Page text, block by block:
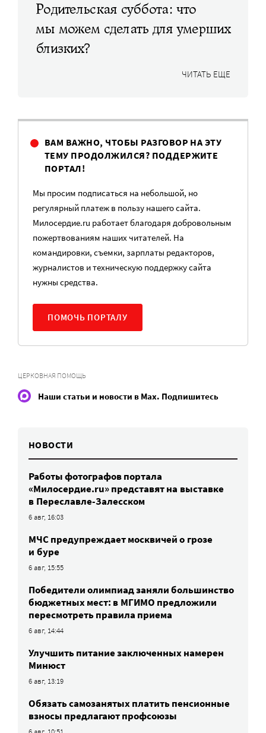
Родительская суббота: что
мы можем сделать для умерших
близких?
ЧИТАТЬ ЕЩЕ
ВАМ ВАЖНО, ЧТОБЫ РАЗГОВОР НА ЭТУ
ТЕМУ ПРОДОЛЖИЛСЯ? ПОДДЕРЖИТЕ
ПОРТАЛ!
Мы просим подписаться на небольшой, но
регулярный платеж в пользу нашего сайта.
Милосердие.ru работает благодаря добровольным
пожертвованиям наших читателей. На
командировки, съемки, зарплаты редакторов,
журналистов и техническую поддержку сайта
нужны средства.
ПОМОЧЬ ПОРТАЛУ
ЦЕРКОВНАЯ ПОМОЩЬ
Наши статьи и новости в Max. Подпишитесь
НОВОСТИ
Работы фотографов портала
«Милосердие.ru» представят на выставке
в Переславле-Залесском
6 авг, 16:03
МЧС предупреждает москвичей о грозе
и буре
6 авг, 15:55
Победители олимпиад заняли большинство
бюджетных мест: в МГИМО предложили
пересмотреть правила приема
6 авг, 14:44
Улучшить питание заключенных намерен
Минюст
6 авг, 13:19
Обязать самозанятых платить пенсионные
взносы предлагают профсоюзы